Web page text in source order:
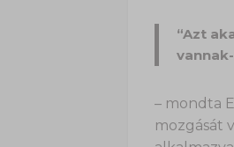
“Azt
– mondta
mozgását